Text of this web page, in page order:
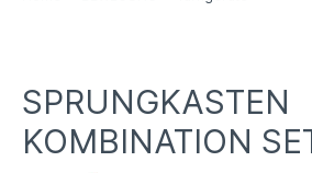
SPRUNGKASTEN
KOMBINATION